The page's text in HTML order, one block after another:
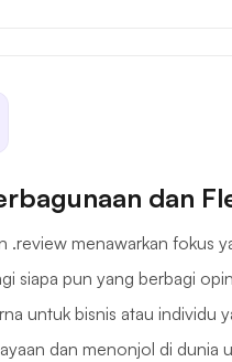
dan
.review menawarkan fokus
siapa pun yang berbagi
untuk bisnis atau individu
dan menonjol di dunia